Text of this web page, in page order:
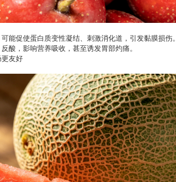
能促使蛋白质变性凝结、刺激消化道，引发黏膜损伤。
酸，影响营养吸收，甚至诱发胃部灼痛。
友好